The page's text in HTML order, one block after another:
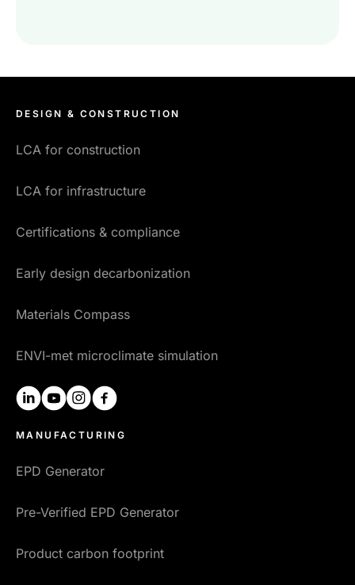
DESIGN & CONSTRUCTION
LCA for construction
LCA for infrastructure
Certifications & compliance
Early design decarbonization
Materials Compass
ENVI-met microclimate simulation
linkedinyoutubeinstagram
MANUFACTURING
EPD Generator
Pre-Verified EPD Generator
Product carbon footprint